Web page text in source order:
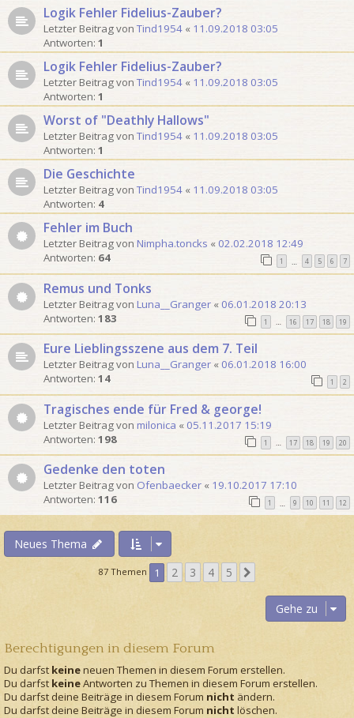
Logik Fehler Fidelius-Zauber?
Letzter Beitrag von Tind1954 « 11.09.2018 03:05
Antworten: 1
Logik Fehler Fidelius-Zauber?
Letzter Beitrag von Tind1954 « 11.09.2018 03:05
Antworten: 1
Worst of "Deathly Hallows"
Letzter Beitrag von Tind1954 « 11.09.2018 03:05
Antworten: 1
Die Geschichte
Letzter Beitrag von Tind1954 « 11.09.2018 03:05
Antworten: 4
Fehler im Buch
Letzter Beitrag von Nimpha.toncks « 02.02.2018 12:49
Antworten: 64 1 … 4 5 6 7
Remus und Tonks
Letzter Beitrag von Luna__Granger « 06.01.2018 20:13
Antworten: 183 1 … 16 17 18 19
Eure Lieblingsszene aus dem 7. Teil
Letzter Beitrag von Luna__Granger « 06.01.2018 16:00
Antworten: 14 1 2
Tragisches ende für Fred & george!
Letzter Beitrag von milonica « 05.11.2017 15:19
Antworten: 198 1 … 17 18 19 20
Gedenke den toten
Letzter Beitrag von Ofenbaecker « 19.10.2017 17:10
Antworten: 116 1 … 9 10 11 12
Neues Thema
87 Themen 1 2 3 4 5
Gehe zu
Berechtigungen in diesem Forum
Du darfst keineneuen Themen in diesem Forum erstellen.
Du darfst keineAntworten zu Themen in diesem Forum erstellen.
Du darfst deine Beiträge in diesem Forum nicht ändern.
Du darfst deine Beiträge in diesem Forum nicht löschen.